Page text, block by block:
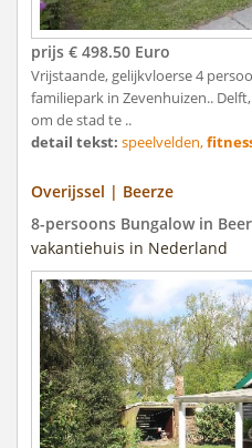
prijs € 498.50 Euro
Vrijstaande, gelijkvloerse 4
familiepark in Zevenhuizen..
om de stad te ..
detail tekst: speelvelden,
Overijssel | Beerze
8-persoons Bungalow in
vakantiehuis in Nederland